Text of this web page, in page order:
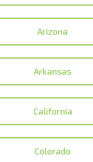
Arizona
Arkansas
California
Colorado